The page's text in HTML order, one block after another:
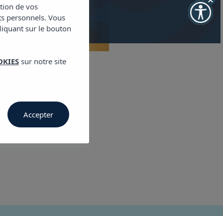
de vos
personnels. Vous
sur le bouton
sur notre site
Accepter